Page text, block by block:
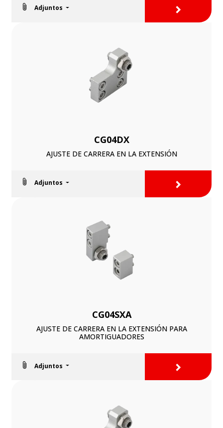
Adjuntos >
CG04DX
AJUSTE DE CARRERA EN LA EXTENSIÓN
Adjuntos >
CG04SXA
AJUSTE DE CARRERA EN LA EXTENSIÓN PARA
AMORTIGUADORES
Adjuntos >